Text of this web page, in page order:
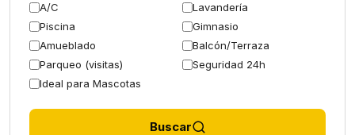
A/C
Lavandería
Piscina
Gimnasio
Amueblado
Balcón/Terraza
Parqueo (visitas)
Seguridad 24h
Ideal para Mascotas
Buscar